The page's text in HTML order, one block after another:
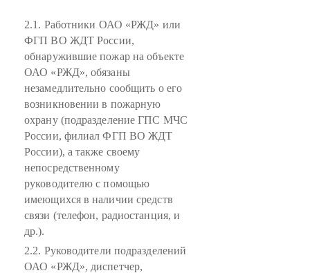
2.1. Работники ОАО «РЖД» или
ФГП ВО ЖДТ России,
обнаружившие пожар на объекте
ОАО «РЖД», обязаны
незамедлительно сообщить о его
возникновении в пожарную
охрану (подразделение ГПС МЧС
России, филиал ФГП ВО ЖДТ
России), а также своему
непосредственному
руководителю с помощью
имеющихся в наличии средств
связи (телефон, радиостанция, и
др.).
2.2. Руководители подразделений
ОАО «РЖД», диспетчер,